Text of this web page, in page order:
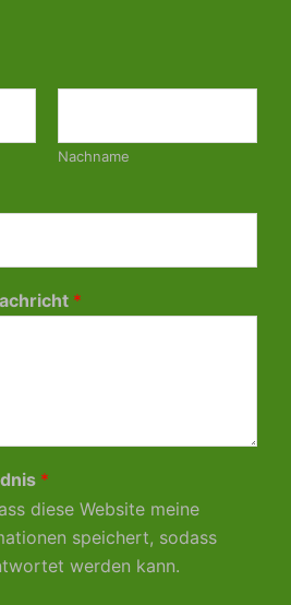
Nachname
*
*
diese Website meine
speichert, sodass
werden kann.